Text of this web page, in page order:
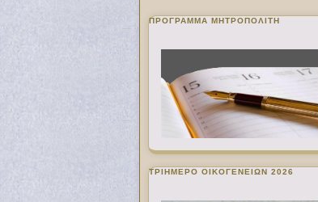
ΠΡΌΓΡΑΜΜΑ ΜΗΤΡΟΠΟΛΊΤΗ
ΤΡΙΗΜΕΡΟ ΟΙΚΟΓΕΝΕΙΩΝ 2026